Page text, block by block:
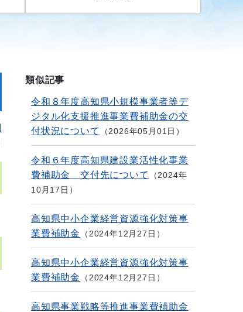
類似記事
令和８年度高知県小規模事業者等デ
ジタル化支援推進事業費補助金の交
付状況について
2026年05月01日
令和６年度高知県建設業活性化事業
費補助金 交付先について
2024年
10月17日
高知県中小企業経営資源強化対策事
業費補助金
2024年12月27日
高知県中小企業経営資源強化対策事
業費補助金
2024年12月27日
高知県事業戦略等推進事業費補助金